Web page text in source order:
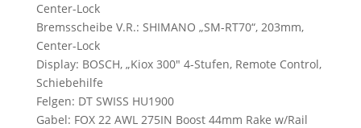
Center-Lock
Bremsscheibe V.R.: SHIMANO „SM-RT70“, 203mm,
Center-Lock
Display: BOSCH, „Kiox 300″ 4-Stufen, Remote Control,
Schiebehilfe
Felgen: DT SWISS HU1900
Gabel: FOX 22 AWL 275IN Boost 44mm Rake w/Rail